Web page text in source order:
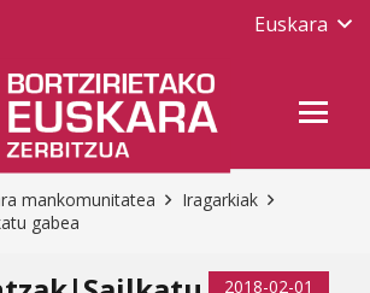
Euskara
mankomunitatea
Iragarkiak
gabea
2018-02-01